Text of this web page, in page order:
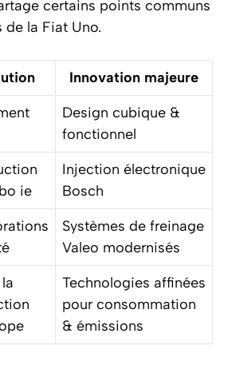
certains points communs
de la Fiat Uno.
Innovation majeure
Design cubique &
fonctionnel
ie
Injection électronique
Bosch
Systèmes de freinage
Valeo modernisés
Technologies affinées
pour consommation
& émissions